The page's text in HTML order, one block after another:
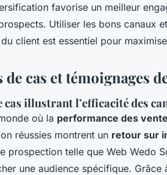
favorise un meilleur
Utiliser les bons canaux
client est essentiel pour
de cas et témoignages
cas illustrant l’efficacité des
où la performance des
réussies montrent un retour sur
prospection telle que Web Wedo
une audience spécifique.